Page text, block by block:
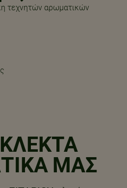
τεχνητών αρωματικών
ΜΑΣ